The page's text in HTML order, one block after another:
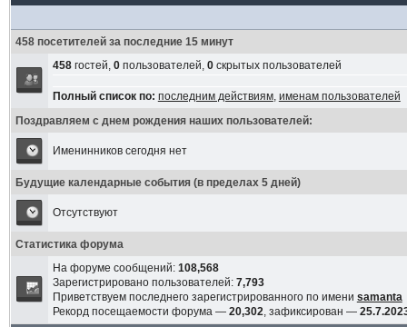
458 посетителей за последние 15 минут
458гостей, 0пользователей, 0скрытых пользователей
Полный список по: последним действиям, именам пользователей
Поздравляем с днем рождения наших пользователей:
Именинников сегодня нет
Будущие календарные события (в пределах 5 дней)
Отсутствуют
Статистика форума
На форуме сообщений: 108,568
Зарегистрировано пользователей: 7,793
Приветствуем последнего зарегистрированного по имени samanta
Рекорд посещаемости форума — 20,302, зафиксирован —